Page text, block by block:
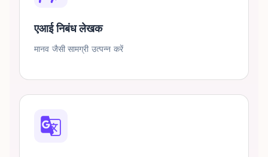
एआई निबंध लेखक
मानव जैसी सामग्री उत्पन्न करें